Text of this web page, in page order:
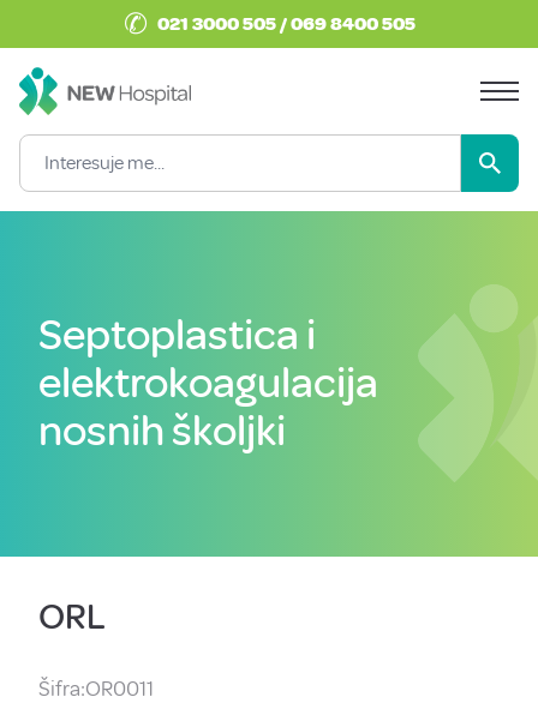
✆ 021 3000 505 / 069 8400 505
Septoplastica i
elektrokoagulacija
nosnih školjki
ORL
Šifra:OR0011